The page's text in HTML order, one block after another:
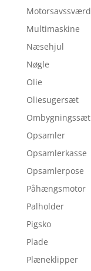
Motorsavssværd
Multimaskine
Næsehjul
Nøgle
Olie
Oliesugersæt
Ombygningssæt
Opsamler
Opsamlerkasse
Opsamlerpose
Påhængsmotor
Palholder
Pigsko
Plade
Plæneklipper